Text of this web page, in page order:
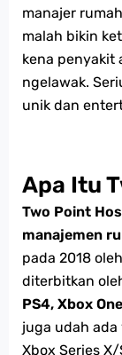
manajer
malah bikin
kena penyakit
ngelawak.
unik dan
Apa Itu
Two Point
manajemen
pada 2018
diterbitkan
PS4, Xbox
juga udah
Xbox Series X/